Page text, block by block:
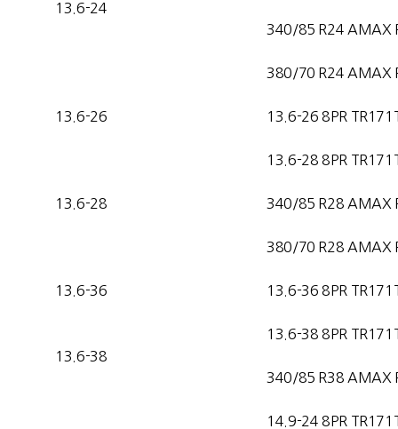
13.6-24
340/85 R24 AMAX
380/70 R24 AMAX
13.6-26 13.6-26 8PR
13.6-28
13.6-28 8PR
340/85 R28 AMAX
380/70 R28 AMAX
13.6-36 13.6-36 8PR
13.6-38
13.6-38 8PR
340/85 R38 AMAX
14.9-24 8PR